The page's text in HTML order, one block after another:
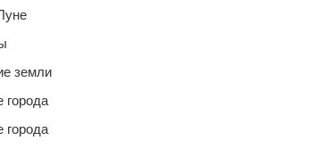
земли
города
города